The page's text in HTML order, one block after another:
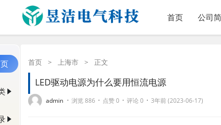
首页 公司
首页 > 上海市 > 正文
LED驱动电源为什么要用恒流电源
admin · 浏览 886 · 点赞 0 · 评论 0 · 3年前 (2023-06-17)